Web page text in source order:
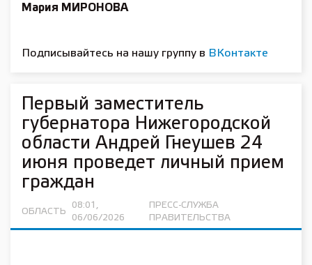
Мария МИРОНОВА
Подписывайтесь на нашу группу в ВКонтакте
Первый заместитель
губернатора Нижегородской
области Андрей Гнеушев 24
июня проведет личный прием
граждан
ОБЛАСТЬ
08:01,
06/06/2026
ПРЕСС-СЛУЖБА
ПРАВИТЕЛЬСТВА